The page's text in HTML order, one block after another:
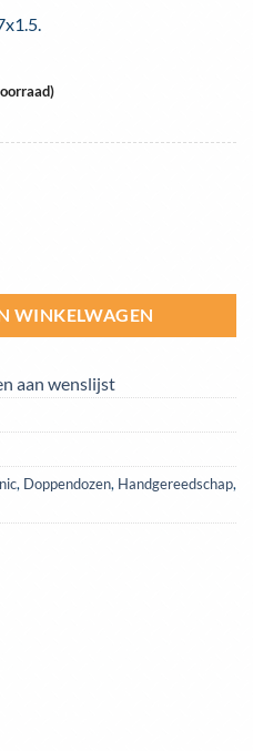
WINKELWAGEN
aan wenslijst
, Doppendozen, Handgereedschap,